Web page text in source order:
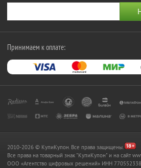
Принимаем к оплате:
2010-2026 © КупиКупон. Все права защищены.
Все права на товарный знак "КупиКупон" и на сайт
OOO «Агентство цифровых решений» ИНН